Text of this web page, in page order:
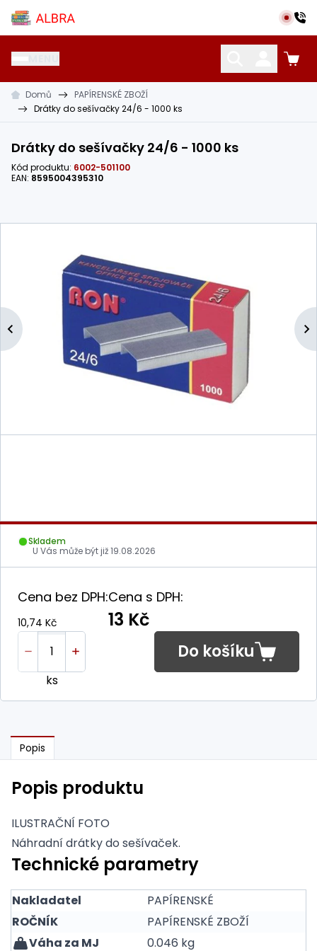
Přeskočit na hlavní obsah
Albra s.r.o.
KATALOG UČEBNIC CIZÍ JAZYKY
Domů
PAPÍRENSKÉ ZBOŽÍ
Drátky do sešívačky 24/6 - 1000 ks
Drátky do sešívačky 24/6 - 1000 ks
Kód produktu: 6002-501100
EAN: 8595004395310
Skladem
U Vás může být již19.08.2026
Cena bez DPH:
10,74 Kč
Cena s DPH:
13 Kč
ks
Do košíku
Popis
Popis produktu
ILUSTRAČNÍ FOTO
Náhradní drátky do sešívaček.
Technické parametry
Nakladatel
PAPÍRENSKÉ
ROČNÍK
PAPÍRENSKÉ ZBOŽÍ
Váha za MJ
0.046 kg